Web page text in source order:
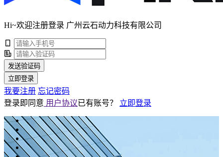
Hi~欢迎注册登录 广州云石动力科技有限公司
发送验证码
立即登录
我要注册 忘记密码
登录即同意 用户协议已有账号？ 立即登录